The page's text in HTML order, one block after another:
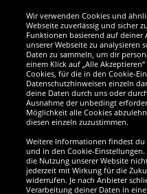
Wir sind
Wir verwenden Cookies und
Webseite zuverlässig und sicher
Funktionen basierend auf deiner
unserer Webseite zu analysieren
Daten zu sammeln, um dir
einem Klick auf „Alle
Cookies, für die in den Cookie-
Datenschutzhinweisen einzeln
deine Daten durch uns oder
Ausnahme der unbedingt
Möglichkeit alle Cookies
diesen einzeln zuzustimmen.
Weitere Informationen findest
und in den Cookie-
die Nutzung unserer Website
jederzeit mit Wirkung für die
widerrufen. Je nach Anbieter
Verarbeitung deiner Daten in